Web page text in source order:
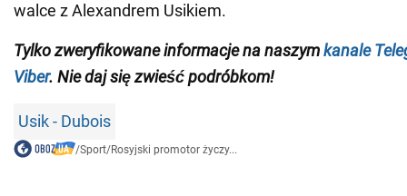
walce z Alexandrem Usikiem.
Tylkozweryfikowane informacje na naszymkanale
Viber. Nie daj się zwieść podróbkom!
Usik - Dubois
/Sport/Rosyjski promotor życzy...